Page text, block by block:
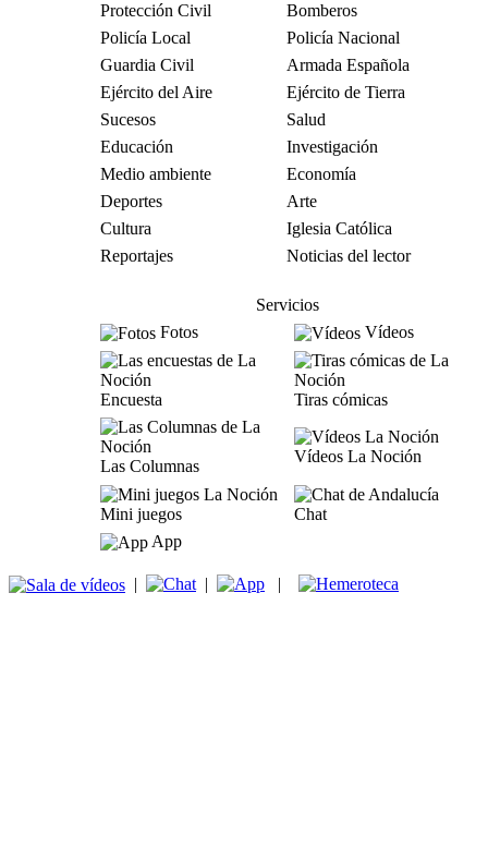
Protección Civil
Bomberos
Policía Local
Policía Nacional
Guardia Civil
Armada Española
Ejército del Aire
Ejército de Tierra
Sucesos
Salud
Educación
Investigación
Medio ambiente
Economía
Deportes
Arte
Cultura
Iglesia Católica
Reportajes
Noticias del lector
Servicios
Fotos
Vídeos
Encuesta Tiras cómicas
Las Columnas
Vídeos La Noción
Mini juegos
Chat
App
| | |